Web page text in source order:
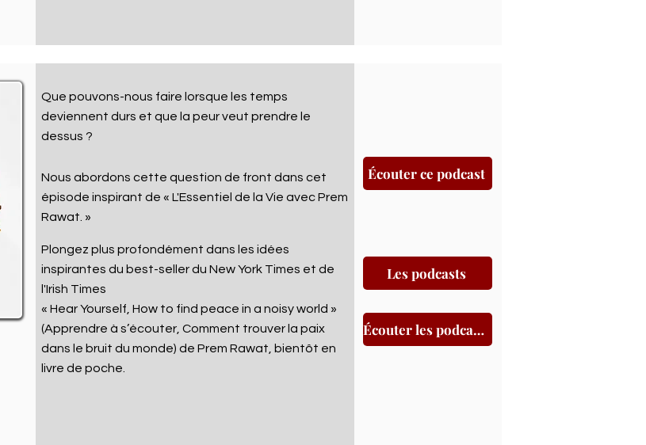
Que pouvons-nous faire lorsque les temps
deviennent durs et que la peur veut prendre le
dessus ?
Nous abordons cette question de front dans cet
épisode inspirant de « L'Essentiel de la Vie avec Prem
Rawat. »
Plongez plus profondément dans les idées
inspirantes du best-sellerdu New York Times et de
l'Irish Times
« Hear Yourself, How to find peace in a noisy world »
(Apprendre à s’écouter, Comment trouver la paix
dans le bruit du monde) de Prem Rawat,
bientôt en
livre de poche
Écouter ce podcast
Les podcasts
Écouter les podcasts